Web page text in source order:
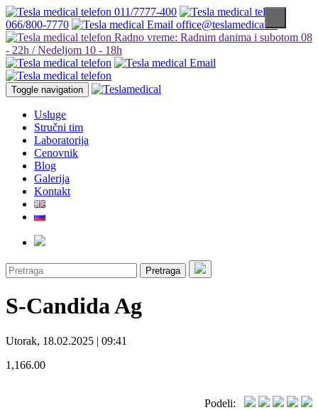
011/7777-400
066/800-7770
office@teslamedical.rs
Radno vreme: Radnim danima i subotom 08
- 22h / Nedeljom 10 - 18h
Toggle navigation
Usluge
Stručni tim
Laboratorija
Cenovnik
Blog
Galerija
Kontakt
Pretraga
S-Candida Ag
Utorak, 18.02.2025 | 09:41
1,166.00
Podeli: